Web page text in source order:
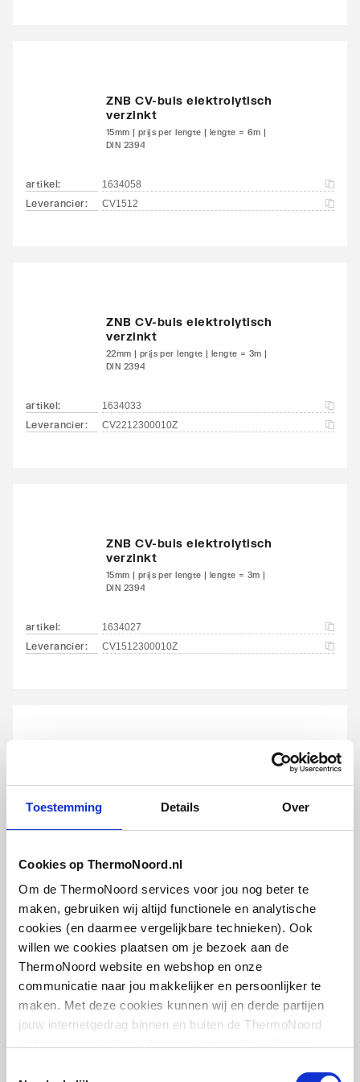
Toestemming Details Over
Cookies op ThermoNoord.nl
Om de ThermoNoord services voor jou nog beter te
maken, gebruiken wij altijd functionele en analytische
cookies (en daarmee vergelijkbare technieken). Ook
willen we cookies plaatsen om je bezoek aan de
ThermoNoord website en webshop en onze
communicatie naar jou makkelijker en persoonlijker te
maken. Met deze cookies kunnen wij en derde partijen
jouw internetgedrag binnen en buiten de ThermoNoord
ZNB CV-buis elektrolytisch
verzinkt
15mm | prijs per lengte | lengte = 6m |
DIN 2394
artikel: 1634058
Leverancier: CV1512
ZNB CV-buis elektrolytisch
verzinkt
22mm | prijs per lengte | lengte = 3m |
DIN 2394
artikel: 1634033
Leverancier: CV2212300010Z
ZNB CV-buis elektrolytisch
verzinkt
15mm | prijs per lengte | lengte = 3m |
DIN 2394
artikel: 1634027
Leverancier: CV1512300010Z
Leverancier CV2212
K-Flex PE Plus buisisolatie
zelfklevend
2m | Doos = 132m